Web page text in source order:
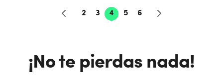
2 3 4 5 6
¡No te pierdas nada!